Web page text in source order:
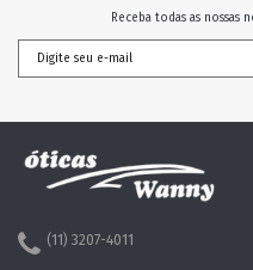
Receba todas as nossas
(11) 3207-4011